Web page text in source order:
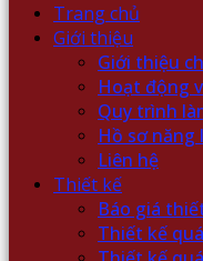
Trang chủ
Giới thiệu
Giới thiệu
Hoạt động
Quy trình
Hồ sơ năng
Liên hệ
Thiết kế
Báo giá
Thiết kế